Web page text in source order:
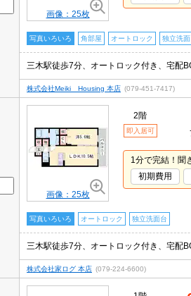
画像：25枚
写真いろいろ 角部屋 オートロック 独立洗面
三木駅徒歩7分、オートロック付き、宅配
株式会社Meiki Housing 本店 (079-451-7417)
画像：25枚
2階
即入居可
1分で完結！聞
初期費用
写真いろいろ オートロック 独立洗面台
三木駅徒歩7分、オートロック付き、宅配
株式会社家ログ 本店 (079-224-6600)